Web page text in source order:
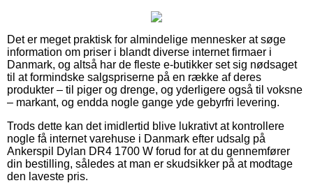
Det er meget praktisk for almindelige mennesker at søge
information om priser i blandt diverse internet firmaer i
Danmark, og altså har de fleste e-butikker set sig nødsaget
til at formindske salgspriserne på en række af deres
produkter – til piger og drenge, og yderligere også til voksne
– markant, og endda nogle gange yde gebyrfri levering.
Trods dette kan det imidlertid blive lukrativt at kontrollere
nogle få internet varehuse i Danmark efter udsalg på
Ankerspil Dylan DR4 1700 W forud for at du gennemfører
din bestilling, således at man er skudsikker på at modtage
den laveste pris.